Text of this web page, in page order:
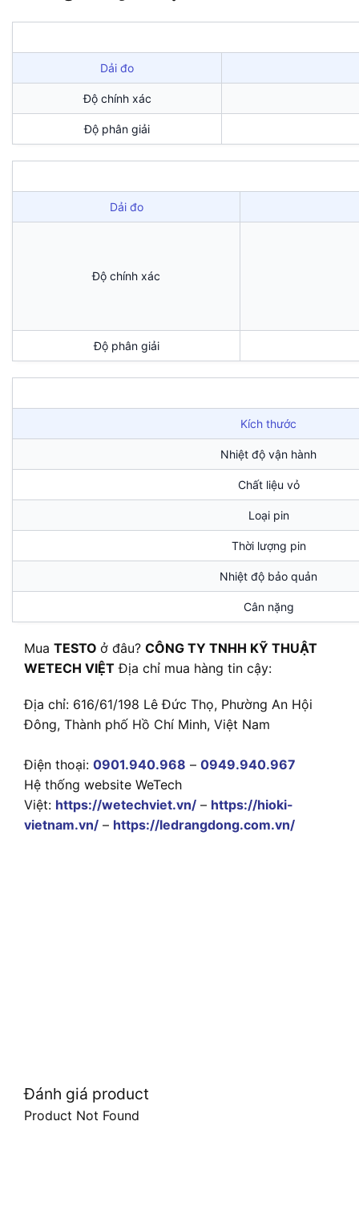
Dải đo
Độ chính xác
Độ phân giải
Dải đo
Độ chính xác
Độ phân giải
Kích thước
Nhiệt độ vận hành
Chất liệu vỏ
Loại pin
Thời lượng pin
Nhiệt độ bảo quản
Cân nặng
Mua TESTO ở đâu? CÔNG TY TNHH KỸ THUẬT
WETECH VIỆT Địa chỉ mua hàng tin cậy:
Địa chỉ: 616/61/198 Lê Đức Thọ, Phường An Hội
Đông, Thành phố Hồ Chí Minh, Việt Nam
Điện thoại: 0901.940.968 – 0949.940.967
Hệ thống website WeTech
Việt: https://wetechviet.vn/ – https://hioki-
vietnam.vn/ – https://ledrangdong.com.vn/
Đánh giá product
Product Not Found